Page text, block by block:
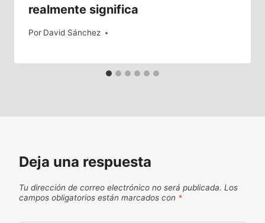
realmente significa
Por David Sánchez
20/03/2026
Deja una respuesta
Tu dirección de correo electrónico no será publicada. Los
campos obligatorios están marcados con *